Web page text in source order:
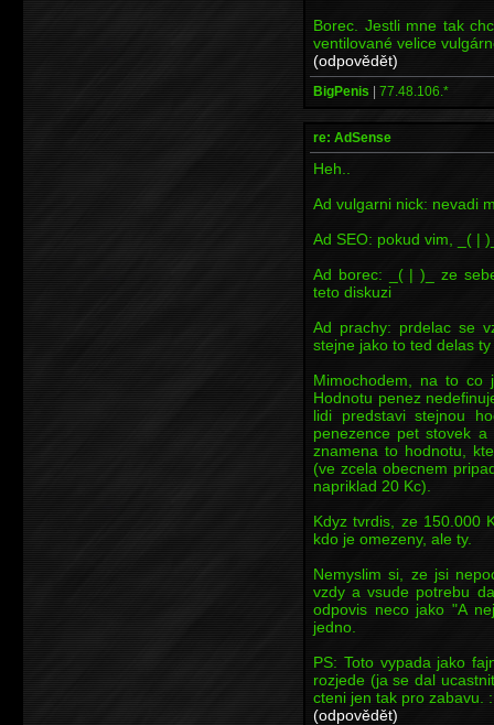
Borec. Jestli mne tak
ventilované velice
(odpovědět)
BigPenis | 77.48.106.*
re: AdSense
Heh..
Ad vulgarni nick: nevadi
Ad SEO: pokud vim, _( |
Ad borec: _( | )_ ze
teto diskuzi
Ad prachy: prdelac se
stejne jako to ted delas ty
Mimochodem, na to co
Hodnotu penez
lidi predstavi stejnou
penezence pet stovek
znamena to hodnotu,
(ve zcela obecnem
napriklad 20 Kc).
Kdyz tvrdis, ze 150.000
kdo je omezeny, ale ty.
Nemyslim si, ze jsi
vzdy a vsude potrebu
odpovis neco jako "A
jedno.
PS: Toto vypada jako
rozjede (ja se dal
cteni jen tak pro zabavu.
(odpovědět)